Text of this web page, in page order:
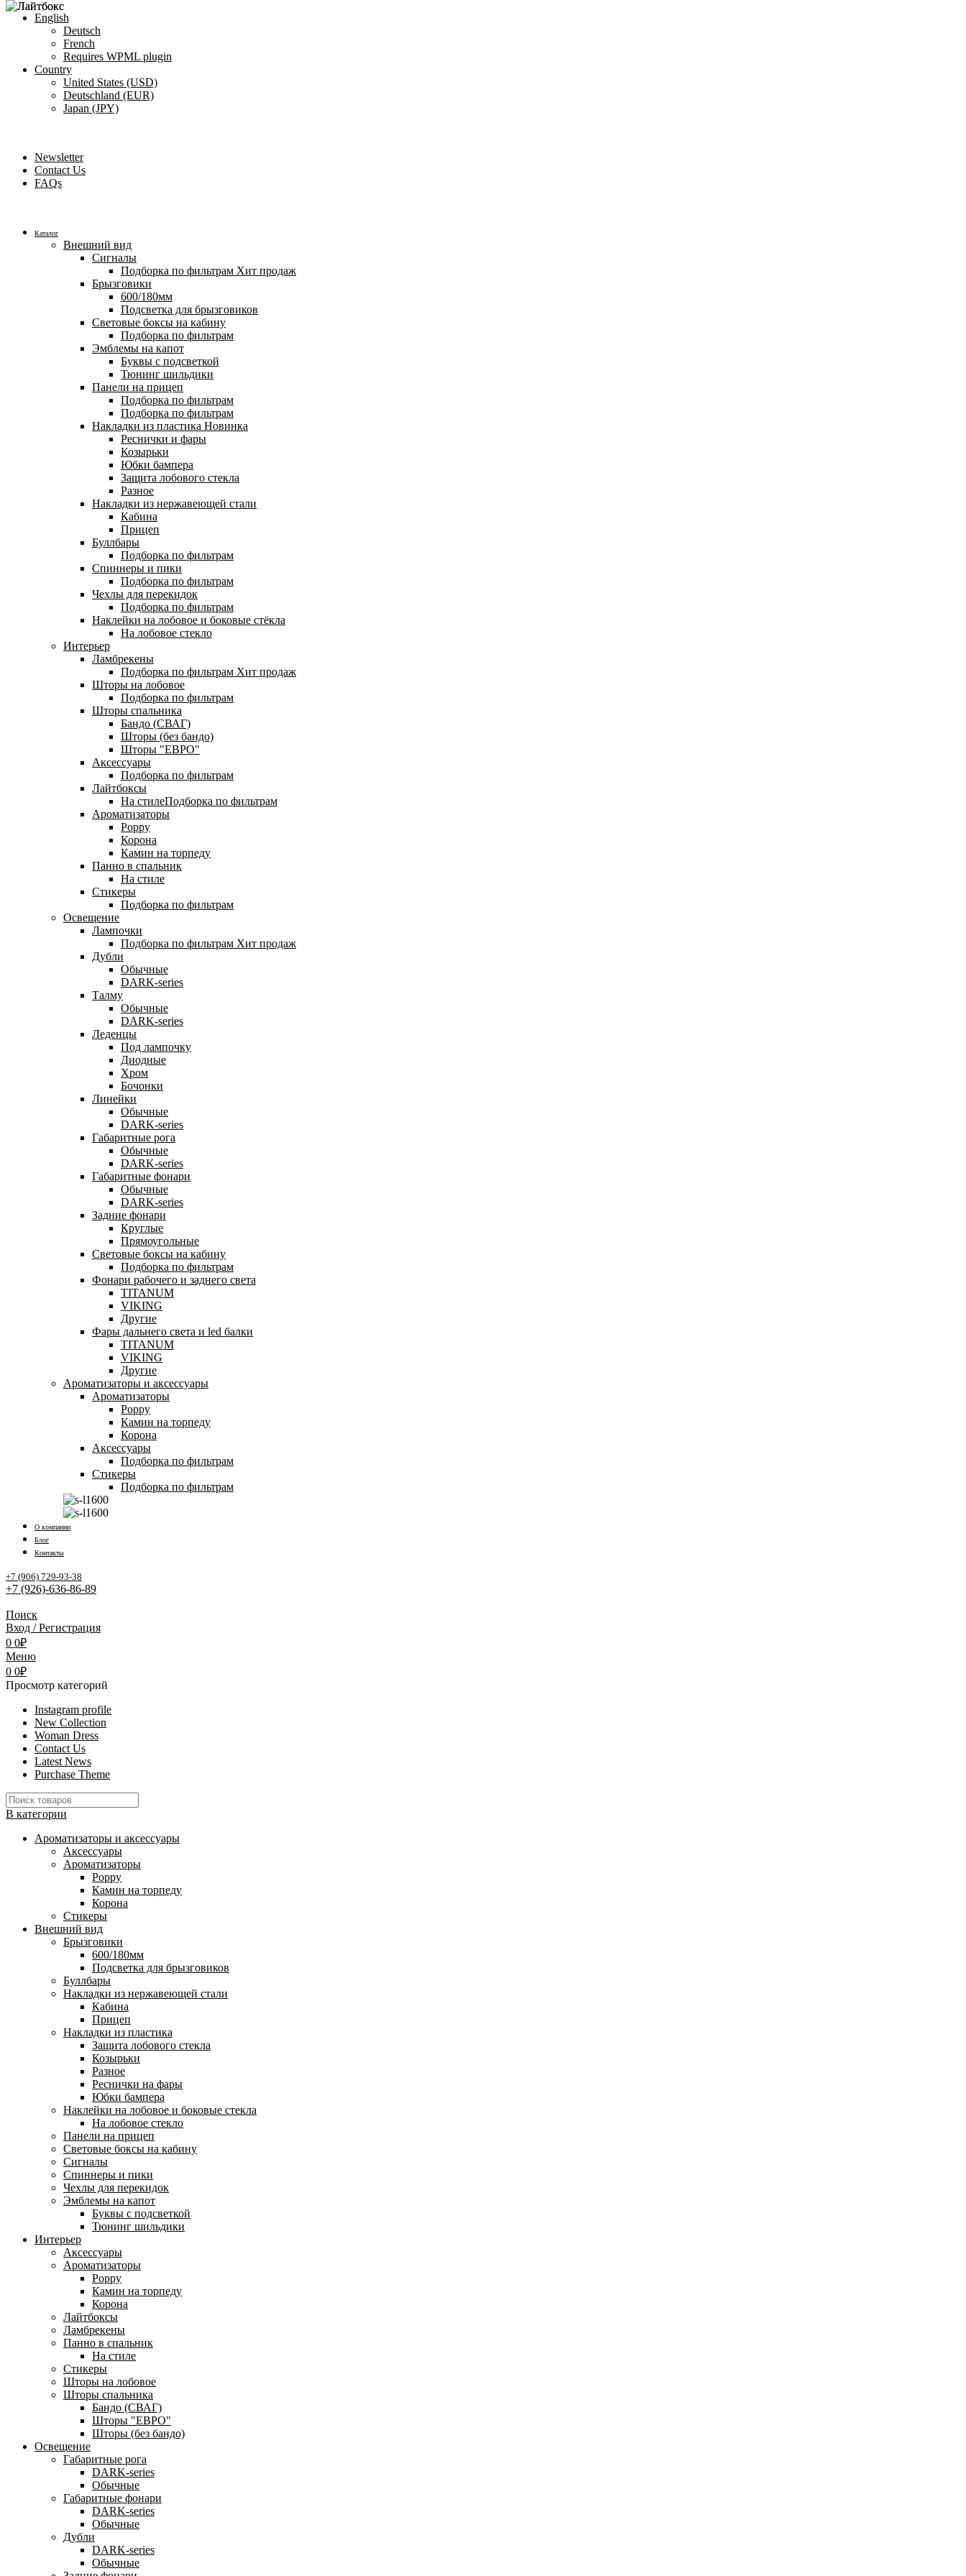
English
Deutsch
French
Requires WPML plugin
Country
United States (USD)
Deutschland (EUR)
Japan (JPY)
Newsletter
Contact Us
FAQs
Каталог
Внешний вид
Сигналы
Подборка по фильтрам Хит продаж
Брызговики
600/180мм
Подсветка для брызговиков
Световые боксы на кабину
Подборка по фильтрам
Эмблемы на капот
Буквы с подсветкой
Тюнинг шильдики
Панели на прицеп
Подборка по фильтрам
Подборка по фильтрам
Накладки из пластика Новинка
Реснички и фары
Козырьки
Юбки бампера
Защита лобового стекла
Разное
Накладки из нержавеющей стали
Кабина
Прицеп
Буллбары
Подборка по фильтрам
Спиннеры и пики
Подборка по фильтрам
Чехлы для перекидок
Подборка по фильтрам
Наклейки на лобовое и боковые стёкла
На лобовое стекло
Интерьер
Ламбрекены
Подборка по фильтрам Хит продаж
Шторы на лобовое
Подборка по фильтрам
Шторы спальника
Бандо (СВАГ)
Шторы (без бандо)
Шторы "ЕВРО"
Аксессуары
Подборка по фильтрам
Лайтбоксы
На стилеПодборка по фильтрам
Ароматизаторы
Poppy
Корона
Камин на торпеду
Панно в спальник
На стиле
Стикеры
Подборка по фильтрам
Освещение
Лампочки
Подборка по фильтрам Хит продаж
Дубли
Обычные
DARK-series
Талму
Обычные
DARK-series
Леденцы
Под лампочку
Диодные
Хром
Бочонки
Линейки
Обычные
DARK-series
Габаритные рога
Обычные
DARK-series
Габаритные фонари
Обычные
DARK-series
Задние фонари
Круглые
Прямоугольные
Световые боксы на кабину
Подборка по фильтрам
Фонари рабочего и заднего света
TITANUM
VIKING
Другие
Фары дальнего света и led балки
TITANUM
VIKING
Другие
Ароматизаторы и аксессуары
Ароматизаторы
Poppy
Камин на торпеду
Корона
Аксессуары
Подборка по фильтрам
Стикеры
Подборка по фильтрам
О компании
Блог
Контакты
+7 (906) 729-93-38
+7 (926)-636-86-89
Поиск
Вход / Регистрация
0 0₽
Меню
0 0₽
Просмотр категорий
Instagram profile
New Collection
Woman Dress
Contact Us
Latest News
Purchase Theme
В категории
Ароматизаторы и аксессуары
Аксессуары
Ароматизаторы
Poppy
Камин на торпеду
Корона
Стикеры
Внешний вид
Брызговики
600/180мм
Подсветка для брызговиков
Буллбары
Накладки из нержавеющей стали
Кабина
Прицеп
Накладки из пластика
Защита лобового стекла
Козырьки
Разное
Реснички на фары
Юбки бампера
Наклейки на лобовое и боковые стекла
На лобовое стекло
Панели на прицеп
Световые боксы на кабину
Сигналы
Спиннеры и пики
Чехлы для перекидок
Эмблемы на капот
Буквы с подсветкой
Тюнинг шильдики
Интерьер
Аксессуары
Ароматизаторы
Poppy
Камин на торпеду
Корона
Лайтбоксы
Ламбрекены
Панно в спальник
На стиле
Стикеры
Шторы на лобовое
Шторы спальника
Бандо (СВАГ)
Шторы "ЕВРО"
Шторы (без бандо)
Освещение
Габаритные рога
DARK-series
Обычные
Габаритные фонари
DARK-series
Обычные
Дубли
DARK-series
Обычные